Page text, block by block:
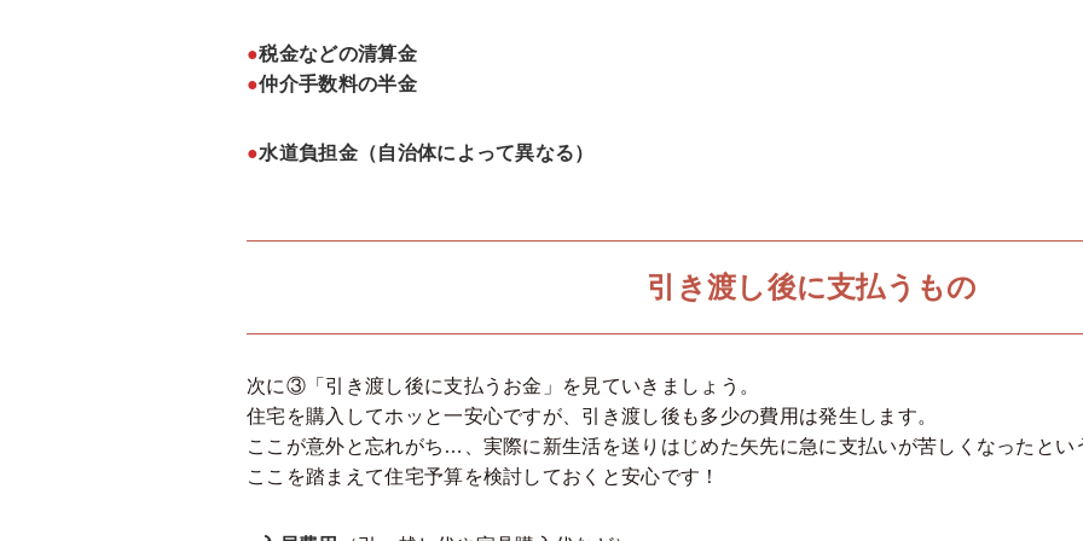
●税金などの清算金
●仲介手数料の半金
●水道負担金（自治体によって異なる）
引き渡し後に支払うもの
次に③「引き渡し後に支払うお金」を見ていきましょう。
住宅を購入してホッと一安心ですが、引き渡し後も多少の費用は発生します。
ここが意外と忘れがち…、実際に新生活を送りはじめた矢先に急に支払いが苦しくなったとい
ここを踏まえて住宅予算を検討しておくと安心です！